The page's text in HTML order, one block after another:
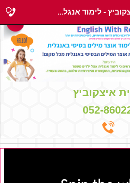
- לימוד אנגל...
איצקוביץ
052-